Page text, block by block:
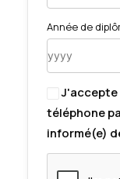
Année de
téléphone
informé(e)